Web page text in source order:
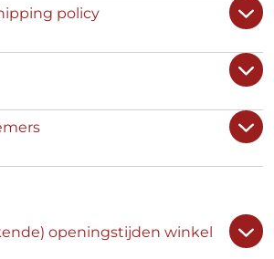
policy
openingstijden winkel